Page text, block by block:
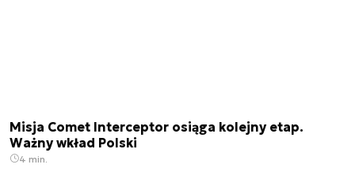
Misja Comet Interceptor osiąga kolejny etap.
Ważny wkład Polski
4 min.